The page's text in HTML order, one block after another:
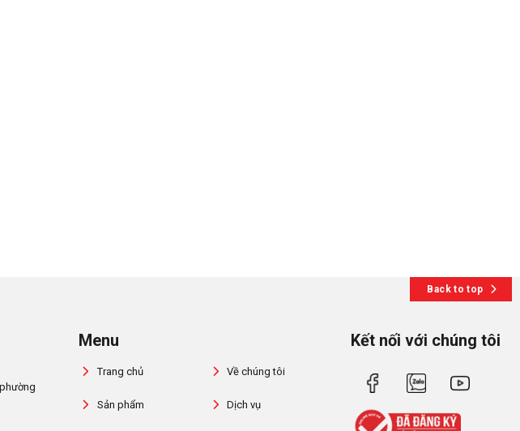
Back to top
Menu
Trang chủ Về chúng tôi
Sản phẩm Dịch vụ
Kết nối với chúng tôi